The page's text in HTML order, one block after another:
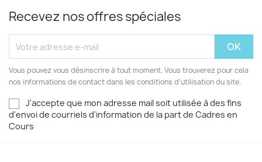
Recevez nos offres spéciales
Vous pouvez vous désinscrire à tout moment. Vous trouverez pour cela
nos informations de contact dans les conditions d'utilisation du site.
J'accepte que mon adresse mail soit utilisée à des fins
d'envoi de courriels d'information de la part de Cadres en
Cours